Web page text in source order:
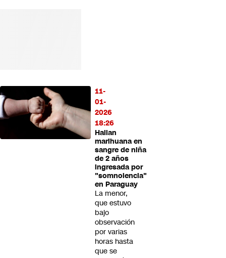
11-
01-
2026
18:26
Hallan
marihuana en
sangre de niña
de 2 años
ingresada por
"somnolencia"
en Paraguay
La menor,
que estuvo
bajo
observación
por varias
horas hasta
que se